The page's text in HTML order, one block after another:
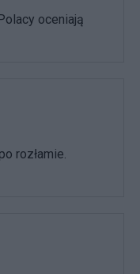
oceniają
rozłamie.